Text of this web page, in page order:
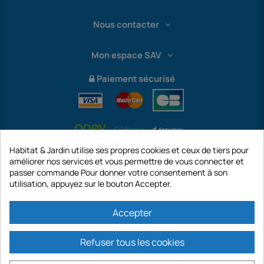
Nous contacter
Mon espace SAV
Paiement sécurisé
International
capital de 187 203,29 €, 32 Rue de Paradis - PARIS 75010 (FRANCE).
Habitat & Jardin utilise ses propres cookies et ceux de tiers pour
améliorer nos services et vous permettre de vous connecter et
passer commande Pour donner votre consentement à son
utilisation, appuyez sur le bouton Accepter.
Accepter
Refuser tous les cookies